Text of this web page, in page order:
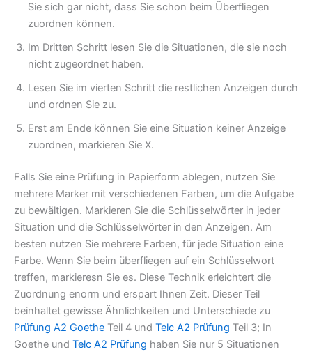
Sie sich gar nicht, dass Sie schon beim Überfliegen
zuordnen können.
Im Dritten Schritt lesen Sie die Situationen, die sie noch
nicht zugeordnet haben.
Lesen Sie im vierten Schritt die restlichen Anzeigen durch
und ordnen Sie zu.
Erst am Ende können Sie eine Situation keiner Anzeige
zuordnen, markieren Sie X.
Falls Sie eine Prüfung in Papierform ablegen, nutzen Sie
mehrere Marker mit verschiedenen Farben, um die Aufgabe
zu bewältigen. Markieren Sie die Schlüsselwörter in jeder
Situation und die Schlüsselwörter in den Anzeigen. Am
besten nutzen Sie mehrere Farben, für jede Situation eine
Farbe. Wenn Sie beim überfliegen auf ein Schlüsselwort
treffen, markieresn Sie es. Diese Technik erleichtert die
Zuordnung enorm und erspart Ihnen Zeit. Dieser Teil
beinhaltet gewisse Ähnlichkeiten und Unterschiede zu
Prüfung A2 Goethe Teil 4 und Telc A2 Prüfung Teil 3; In
Goethe und Telc A2 Prüfung haben Sie nur 5 Situationen